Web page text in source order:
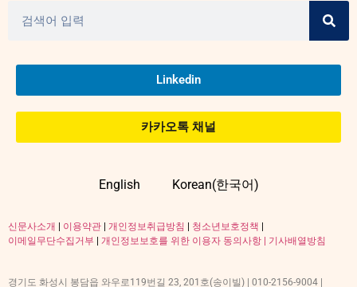
Linkedin
카카오톡 채널
English Korean(한국어)
신문사소개 | 이용약관 | 개인정보취급방침 | 청소년보호정책 |
이메일무단수집거부 | 개인정보보호를 위한 이용자 동의사항 | 기사배열방침
경기도 화성시 봉담읍 와우로119번길 23, 201호(송이빌) | 010-2156-9004 |